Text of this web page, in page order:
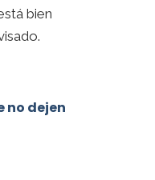
bien
no dejen